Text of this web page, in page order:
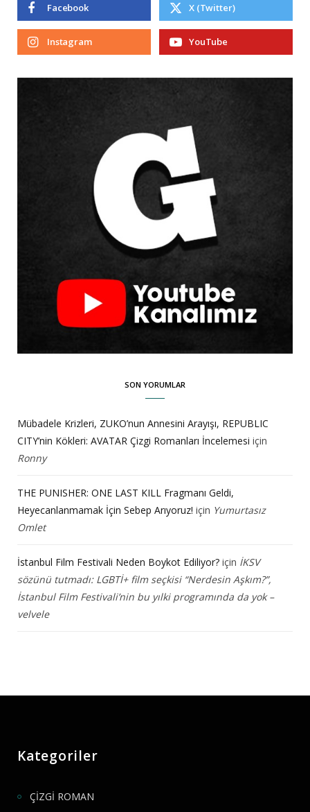
Facebook X (Twitter)
Instagram YouTube
SON YORUMLAR
Mübadele Krizleri, ZUKO’nun Annesini Arayışı, REPUBLIC
CITY’nin Kökleri: AVATAR Çizgi Romanları İncelemesi için
Ronny
THE PUNISHER: ONE LAST KILL Fragmanı Geldi,
Heyecanlanmamak İçin Sebep Arıyoruz! için Yumurtasız
Omlet
İstanbul Film Festivali Neden Boykot Ediliyor? için İKSV
sözünü tutmadı: LGBTİ+ film seçkisi “Nerdesin Aşkım?”,
İstanbul Film Festivali’nin bu yılki programında da yok –
velvele
Kategoriler
ÇİZGİ ROMAN